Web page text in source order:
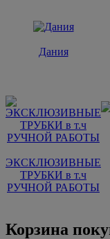
Дания
ЭКСКЛЮЗИВНЫЕ
ТРУБКИ в т.ч
РУЧНОЙ РАБОТЫ
Корзина